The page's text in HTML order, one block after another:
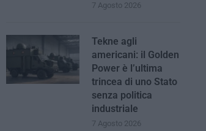
7 Agosto 2026
Tekne agli
americani: il Golden
Power è l’ultima
trincea di uno Stato
senza politica
industriale
7 Agosto 2026